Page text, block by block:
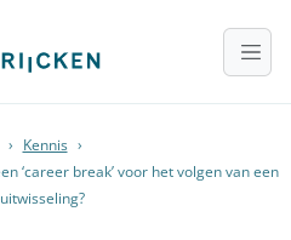
› Kennis ›
‘career break’ voor het volgen van een